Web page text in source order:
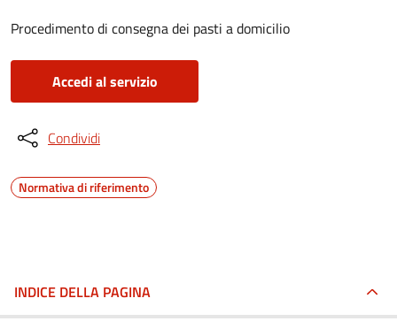
Procedimento di consegna dei pasti a domicilio
Accedi al servizio
Condividi
Normativa di riferimento
INDICE DELLA PAGINA